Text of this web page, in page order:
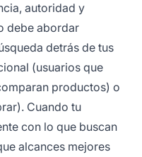
autoridad y
debe abordar
detrás de tus
(usuarios que
productos) o
Cuando tu
con lo que buscan
alcances mejores